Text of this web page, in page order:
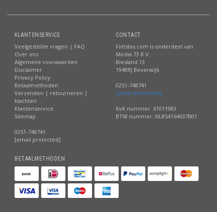
KLANTENSERVICE
Veelgestelde vragen | FAQ
Over ons
Algemene voorwaarden
Disclaimer
Privacy Policy
Betaalmethoden
Verzenden | retourneren |
klachten
Klantenservice
Sitemap
0251-748741
[email protected]
CONTACT
Fietstas.com is onderdeel van
Media 73 B.V.
Biesland 13
1948RJ Beverwijk
0251-748741
[email protected]
KvK nummer: 61011983
BTW nummer: NL854164637B01
BETAALMETHODEN